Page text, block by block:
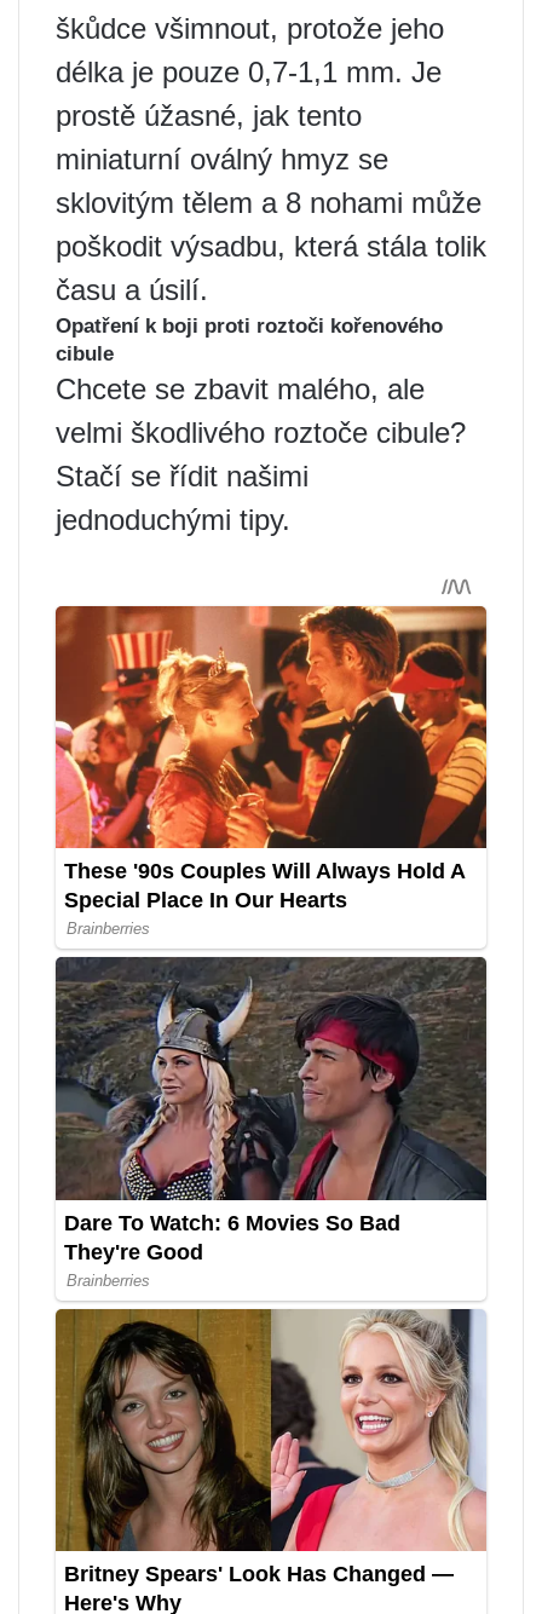
škůdce všimnout, protože jeho
délka je pouze 0,7-1,1 mm. Je
prostě úžasné, jak tento
miniaturní oválný hmyz se
sklovitým tělem a 8 nohami může
poškodit výsadbu, která stála tolik
času a úsilí.
Opatření k boji proti roztoči kořenového
cibule
Chcete se zbavit malého, ale
velmi škodlivého roztoče cibule?
Stačí se řídit našimi
jednoduchými tipy.